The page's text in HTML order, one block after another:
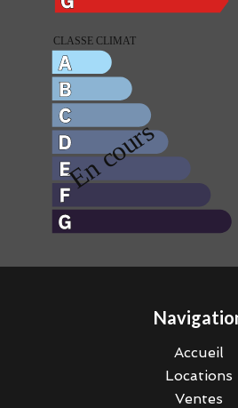
Accueil
Locations
Ventes